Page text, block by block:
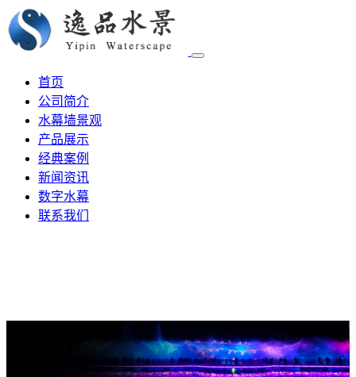
首页
公司简介
水幕墙景观
产品展示
经典案例
新闻资讯
数字水幕
联系我们